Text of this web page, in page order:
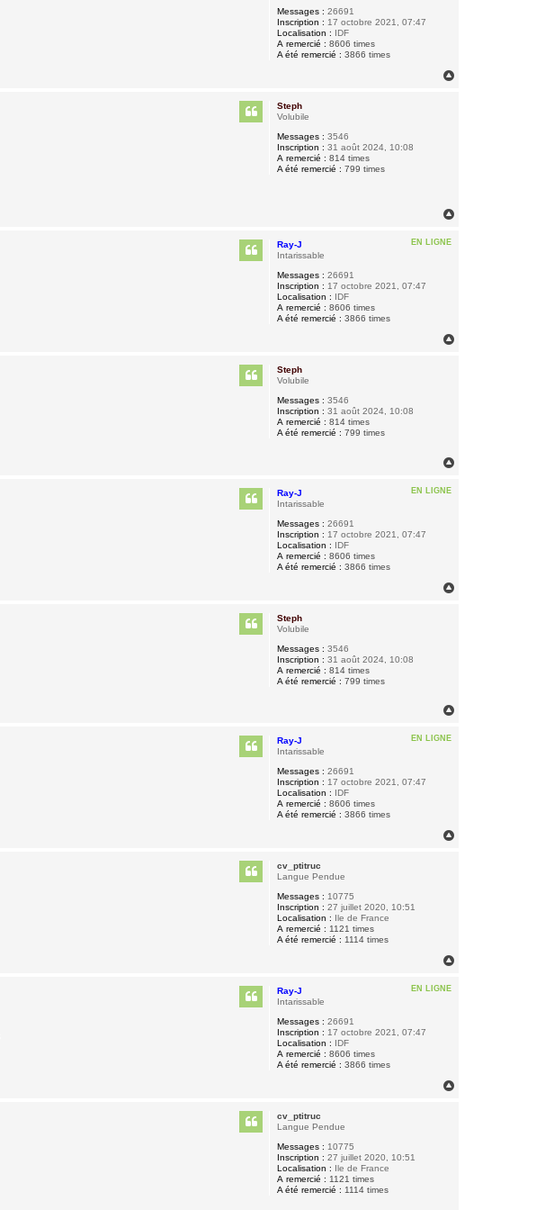
Messages : 26691
Inscription : 17 octobre 2021, 07:47
Localisation : IDF
A remercié : 8606 times
A été remercié : 3866 times
Steph
Volubile
Messages : 3546
Inscription : 31 août 2024, 10:08
A remercié : 814 times
A été remercié : 799 times
EN LIGNE
Ray-J
Intarissable
Messages : 26691
Inscription : 17 octobre 2021, 07:47
Localisation : IDF
A remercié : 8606 times
A été remercié : 3866 times
Steph
Volubile
Messages : 3546
Inscription : 31 août 2024, 10:08
A remercié : 814 times
A été remercié : 799 times
EN LIGNE
Ray-J
Intarissable
Messages : 26691
Inscription : 17 octobre 2021, 07:47
Localisation : IDF
A remercié : 8606 times
A été remercié : 3866 times
Steph
Volubile
Messages : 3546
Inscription : 31 août 2024, 10:08
A remercié : 814 times
A été remercié : 799 times
EN LIGNE
Ray-J
Intarissable
Messages : 26691
Inscription : 17 octobre 2021, 07:47
Localisation : IDF
A remercié : 8606 times
A été remercié : 3866 times
cv_ptitruc
Langue Pendue
Messages : 10775
Inscription : 27 juillet 2020, 10:51
Localisation : Ile de France
A remercié : 1121 times
A été remercié : 1114 times
EN LIGNE
Ray-J
Intarissable
Messages : 26691
Inscription : 17 octobre 2021, 07:47
Localisation : IDF
A remercié : 8606 times
A été remercié : 3866 times
cv_ptitruc
Langue Pendue
Messages : 10775
Inscription : 27 juillet 2020, 10:51
Localisation : Ile de France
A remercié : 1121 times
A été remercié : 1114 times